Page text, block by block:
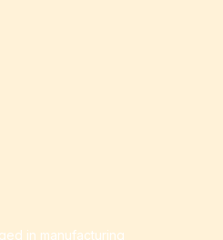
in manufacturing